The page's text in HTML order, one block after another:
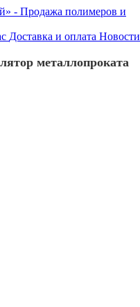
Доставка и оплата Новости
металлопроката